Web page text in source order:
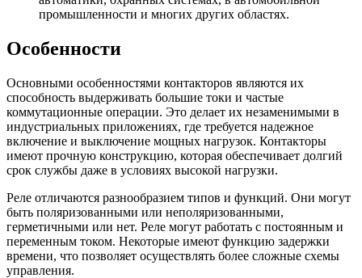
промышленности и многих других областях.
Особенности
Основными особенностями контакторов являются их
способность выдерживать большие токи и частые
коммутационные операции. Это делает их незаменимыми в
индустриальных приложениях, где требуется надежное
включение и выключение мощных нагрузок. Контакторы
имеют прочную конструкцию, которая обеспечивает долгий
срок службы даже в условиях высокой нагрузки.
Реле отличаются разнообразием типов и функций. Они могут
быть поляризованными или неполяризованными,
герметичными или нет. Реле могут работать с постоянным и
переменным током. Некоторые имеют функцию задержки
времени, что позволяет осуществлять более сложные схемы
управления.